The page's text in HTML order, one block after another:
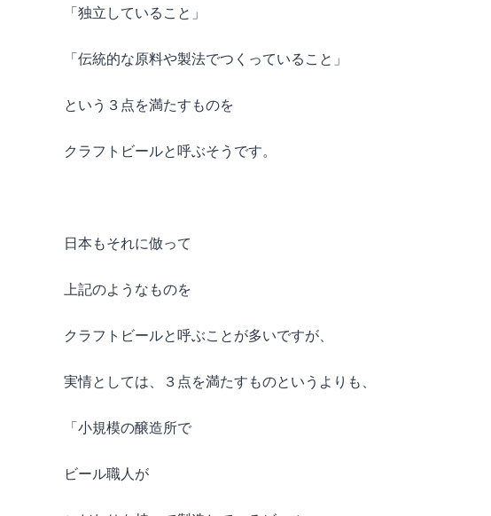
「独立していること」
「伝統的な原料や製法でつくっていること」
という３点を満たすものを
クラフトビールと呼ぶそうです。
日本もそれに倣って
上記のようなものを
クラフトビールと呼ぶことが多いですが、
実情としては、３点を満たすものというよりも、
「小規模の醸造所で
ビール職人が